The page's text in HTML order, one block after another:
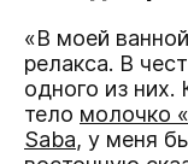
«В моей
релакса. В
одного из них.
тело молочко
Saba, у меня